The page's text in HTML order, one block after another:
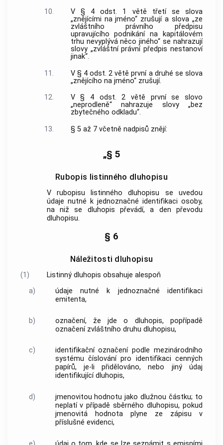
10.
V § 4 odst. 1 větě třetí se slova
„znějícími na jméno“ zrušují a slova „ze
zvláštního právního předpisu
upravujícího podnikání na kapitálovém
trhu nevyplývá něco jiného“ se nahrazují
slovy „zvláštní právní předpis nestanoví
jinak“.
11.
V § 4 odst. 2 větě první a druhé se slova
„znějícího na jméno“ zrušují.
12.
V § 4 odst. 2 větě první se slovo
„neprodleně“ nahrazuje slovy „bez
zbytečného odkladu“.
13.
§ 5 až 7 včetně nadpisů znějí:
„§ 5
Rubopis listinného dluhopisu
V rubopisu listinného dluhopisu se uvedou
údaje nutné k jednoznačné identifikaci osoby,
na niž se dluhopis převádí, a den převodu
dluhopisu.
§ 6
Náležitosti dluhopisu
(1)
Listinný dluhopis obsahuje alespoň
a)
údaje nutné k jednoznačné identifikaci
emitenta,
b)
označení, že jde o dluhopis, popřípadě
označení zvláštního druhu dluhopisu,
c)
identifikační označení podle mezinárodního
systému číslování pro identifikaci cenných
papírů, je-li přidělováno, nebo jiný údaj
identifikující dluhopis,
d)
jmenovitou hodnotu jako dlužnou částku; to
neplatí v případě sběrného dluhopisu, pokud
jmenovitá hodnota plyne ze zápisu v
příslušné evidenci,